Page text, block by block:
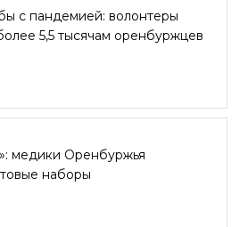
с пандемией: волонтеры
5,5 тысячам оренбуржцев
медики Оренбуржья
наборы